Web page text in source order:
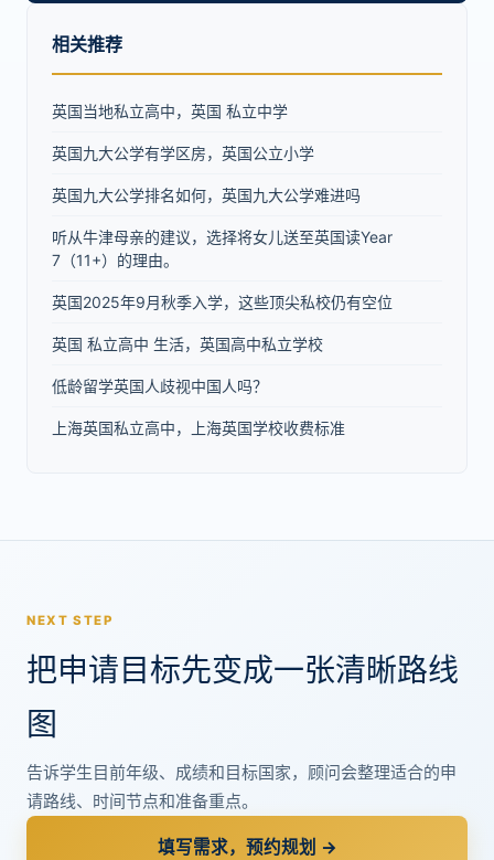
相关推荐
英国当地私立高中，英国 私立中学
英国九大公学有学区房，英国公立小学
英国九大公学排名如何，英国九大公学难进吗
听从牛津母亲的建议，选择将女儿送至英国读Year
7（11+）的理由。
英国2025年9月秋季入学，这些顶尖私校仍有空位
英国 私立高中 生活，英国高中私立学校
低龄留学英国人歧视中国人吗？
上海英国私立高中，上海英国学校收费标准
NEXT STEP
把申请目标先变成一张清晰路线
图
告诉学生目前年级、成绩和目标国家，顾问会整理适合的申
请路线、时间节点和准备重点。
填写需求，预约规划 →